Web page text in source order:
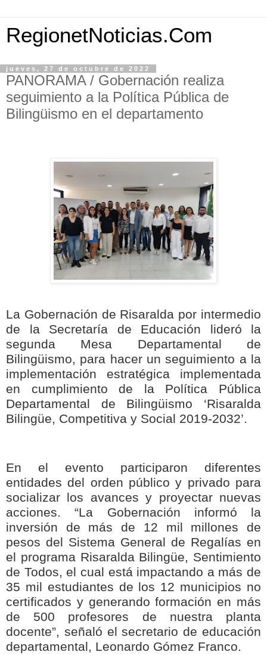
RegionetNoticias.Com
jueves, 27 de octubre de 2022
PANORAMA / Gobernación realiza
seguimiento a la Política Pública de
Bilingüismo en el departamento
La Gobernación de Risaralda por intermedio
de la Secretaría de Educación lideró la
segunda Mesa Departamental de
Bilingüismo, para hacer un seguimiento a la
implementación estratégica implementada
en cumplimiento de la Política Pública
Departamental de Bilingüismo ‘Risaralda
Bilingüe, Competitiva y Social 2019-2032’.
En el evento participaron diferentes
entidades del orden público y privado para
socializar los avances y proyectar nuevas
acciones. “La Gobernación informó la
inversión de más de 12 mil millones de
pesos del Sistema General de Regalías en
el programa Risaralda Bilingüe, Sentimiento
de Todos, el cual está impactando a más de
35 mil estudiantes de los 12 municipios no
certificados y generando formación en más
de 500 profesores de nuestra planta
docente”, señaló el secretario de educación
departamental, Leonardo Gómez Franco.